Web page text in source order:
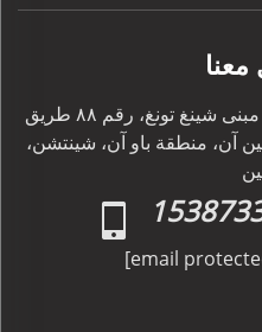
Add: الطابق التاسع والعشرون، مبنى شينغ تونغ، رقم ٨٨ طريق
آن، منطقة باو آن، شينتشن،